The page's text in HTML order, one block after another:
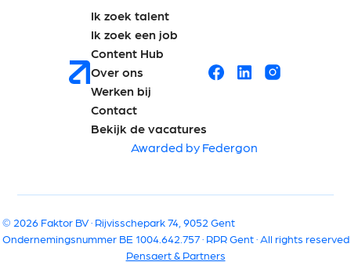
Ik zoek talent
Ik zoek een job
Content Hub
Over ons
Werken bij
Contact
Bekijk de vacatures
Awarded by Federgon
© 2026 Faktor BV · Rijvisschepark 74, 9052 Gent
Ondernemingsnummer BE 1004.642.757 · RPR Gent · All rights reserved
Pensaert & Partners